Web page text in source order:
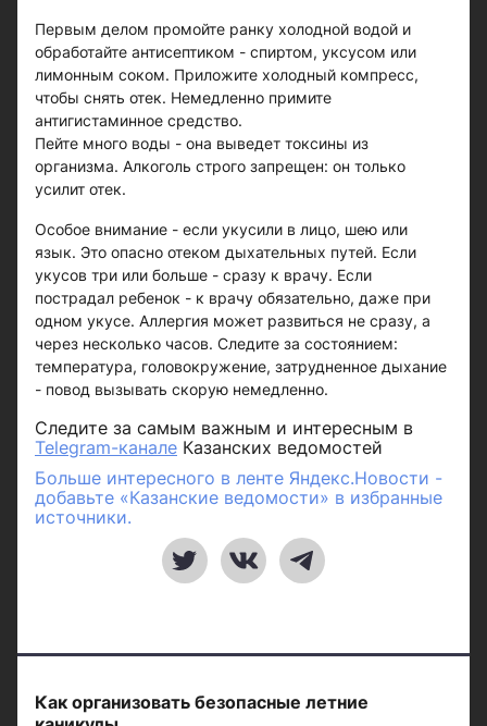
Первым делом промойте ранку холодной водой и
обработайте антисептиком - спиртом, уксусом или
лимонным соком. Приложите холодный компресс,
чтобы снять отек. Немедленно примите
антигистаминное средство.
Пейте много воды - она выведет токсины из
организма. Алкоголь строго запрещен: он только
усилит отек.
Особое внимание - если укусили в лицо, шею или
язык. Это опасно отеком дыхательных путей. Если
укусов три или больше - сразу к врачу. Если
пострадал ребенок - к врачу обязательно, даже при
одном укусе. Аллергия может развиться не сразу, а
через несколько часов. Следите за состоянием:
температура, головокружение, затрудненное дыхание
- повод вызывать скорую немедленно.
Следите за самым важным и интересным в
Telegram-канале Казанских ведомостей
Больше интересного в ленте Яндекс.Новости -
добавьте «Казанские ведомости» в избранные
источники.
Как организовать безопасные летние